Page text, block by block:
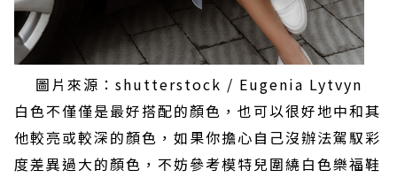
圖片來源：shutterstock / Eugenia Lytvyn
白色不僅僅是最好搭配的顏色，也可以很好地中和其
他較亮或較深的顏色，如果你擔心自己沒辦法駕馭彩
度差異過大的顏色，不妨參考模特兒圍繞白色樂福鞋